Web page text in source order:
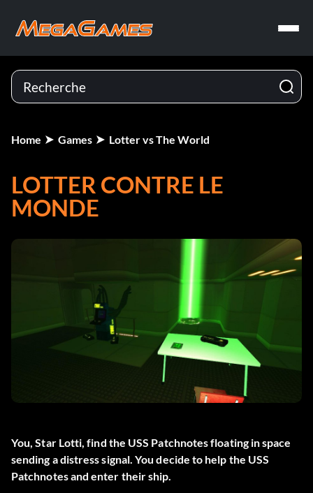
Home Games Lotter vs The World
LOTTER CONTRE LE
MONDE
You, Star Lotti, find the USS Patchnotes floating in space
sending a distress signal. You decide to help the USS
Patchnotes and enter their ship.